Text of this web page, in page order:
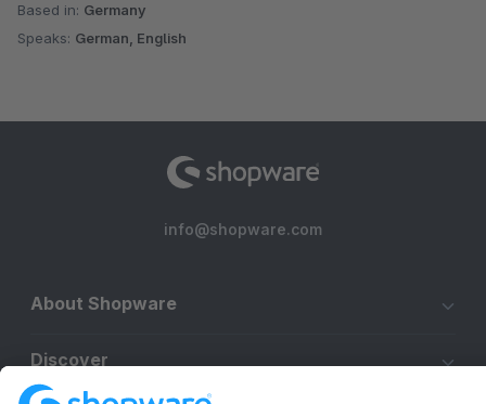
Based in: Germany
Speaks: German, English
info@shopware.com
About Shopware
Discover